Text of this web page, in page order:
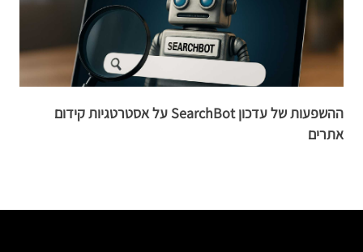
ההשפעות של עדכון SearchBot על אסטרטגיות קידום
אתרים